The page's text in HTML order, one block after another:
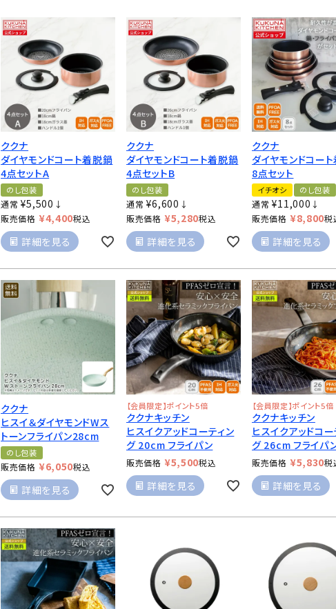
ククナ
ダイヤモンドコート着脱鍋
4点セットA
のし包装
通常 ¥5,500 ↓
販売価格 ¥4,400税込
詳細を見る
ククナ
ダイヤモンドコート着脱鍋
4点セットB
のし包装
通常 ¥6,600 ↓
販売価格 ¥5,280税込
詳細を見る
ククナ
ダイヤモンドコー
8点セット
イチオシ のし包装
通常 ¥11,000 ↓
販売価格 ¥8,800税
詳細を見る
ククナ
ヒスイ＆ダイヤモンドWス
トーンフライパン28cm
のし包装
販売価格 ¥6,050税込
詳細を見る
【会員限定】ポイント5倍
ククナキッチン
ヒスイクアッドコーティン
グ 20cm フライパン
販売価格 ¥5,500税込
詳細を見る
【会員限定】ポイント5倍
ククナキッチン
ヒスイクアッドコー
グ 26cm フライパ
販売価格 ¥5,830税
詳細を見る